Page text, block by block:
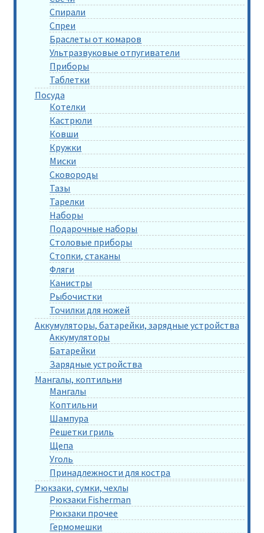
Спирали
Спреи
Браслеты от комаров
Ультразвуковые отпугиватели
Приборы
Таблетки
Посуда
Котелки
Кастрюли
Ковши
Кружки
Миски
Сковороды
Тазы
Тарелки
Наборы
Подарочные наборы
Столовые приборы
Стопки, стаканы
Фляги
Канистры
Рыбочистки
Точилки для ножей
Аккумуляторы, батарейки, зарядные устройства
Аккумуляторы
Батарейки
Зарядные устройства
Мангалы, коптильни
Мангалы
Коптильни
Шампура
Решетки гриль
Щепа
Уголь
Принадлежности для костра
Рюкзаки, сумки, чехлы
Рюкзаки Fisherman
Рюкзаки прочее
Гермомешки